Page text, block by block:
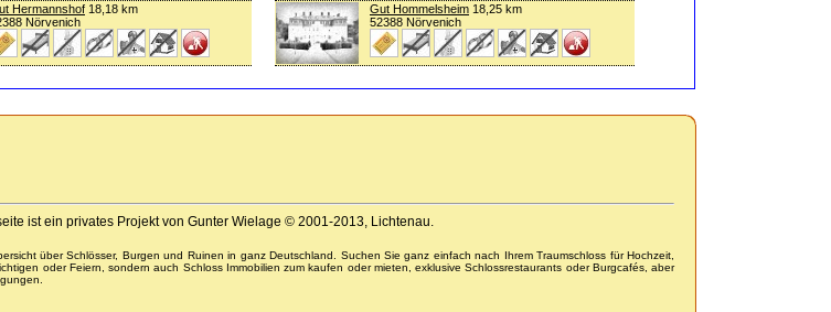
Hermannshof 18,18 km
Nörvenich
Gut Hommelsheim 18,25 km
52388 Nörvenich
ist ein privates Projekt von Gunter Wielage © 2001-2013, Lichtenau.
über Schlösser, Burgen und Ruinen in ganz Deutschland. Suchen Sie ganz einfach nach Ihrem Traumschloss für Hochzeit,
oder Feiern, sondern auch Schloss Immobilien zum kaufen oder mieten, exklusive Schlossrestaurants oder Burgcafés, aber